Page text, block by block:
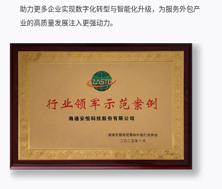
助力更多企业实现数字化转型与智能化升级，为服务外包产
业的高质量发展注入更强动力。